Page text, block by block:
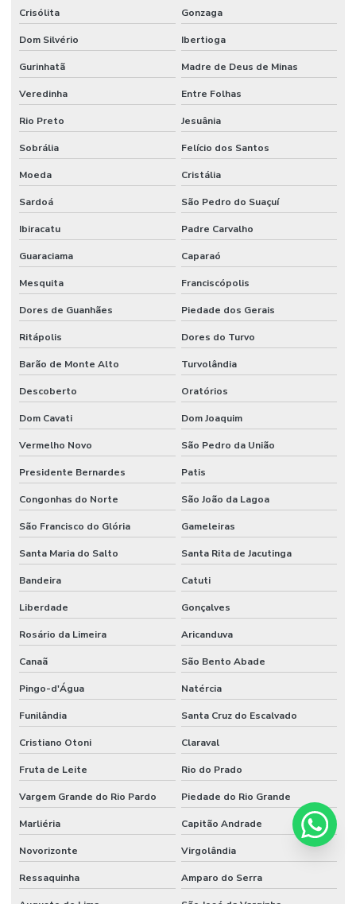
Crisólita Gonzaga
Dom Silvério Ibertioga
Gurinhatã Madre de Deus de Minas
Veredinha Entre Folhas
Rio Preto Jesuânia
Sobrália Felício dos Santos
Moeda Cristália
Sardoá São Pedro do Suaçuí
Ibiracatu Padre Carvalho
Guaraciama Caparaó
Mesquita Franciscópolis
Dores de Guanhães Piedade dos Gerais
Ritápolis Dores do Turvo
Barão de Monte Alto Turvolândia
Descoberto Oratórios
Dom Cavati Dom Joaquim
Vermelho Novo São Pedro da União
Presidente Bernardes Patis
Congonhas do Norte São João da Lagoa
São Francisco do Glória Gameleiras
Santa Maria do Salto Santa Rita de Jacutinga
Bandeira Catuti
Liberdade Gonçalves
Rosário da Limeira Aricanduva
Canaã São Bento Abade
Pingo-d'Água Natércia
Funilândia Santa Cruz do Escalvado
Cristiano Otoni Claraval
Fruta de Leite Rio do Prado
Vargem Grande do Rio Pardo Piedade do Rio Grande
Marliéria Capitão Andrade
Novorizonte Virgolândia
Ressaquinha Amparo do Serra